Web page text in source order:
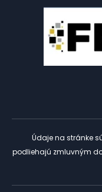
Údaje na stránke
podliehajú zmluvným